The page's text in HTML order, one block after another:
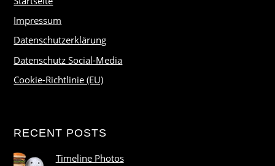
Impressum
Datenschutzerklärung
Datenschutz Social-Media
Cookie-Richtlinie (EU)
RECENT POSTS
Timeline Photos